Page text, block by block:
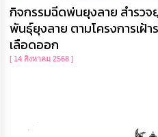
กิจกรรมฉีดพ่นยุงลาย สำรวจยุ
พันธุ์ยุงลาย ตามโครงการเฝ้
เลือดออก
[ 14 สิงหาคม 2568 ]